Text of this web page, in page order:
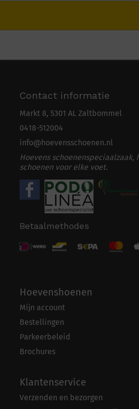
Contact informatie
Markt 8, 5301 AL Zaltbommel
0418-512004
info@hoevensschoenen.nl
Hoevens schoenenspeciaalzaak,
schoenen voor elke voet.
Betaalmethodes
Hoevenshoenen
Mijn account
Bestellingen
Parkeerbeleid
Brochures
Klantenservice
Verzenden en bezorgen